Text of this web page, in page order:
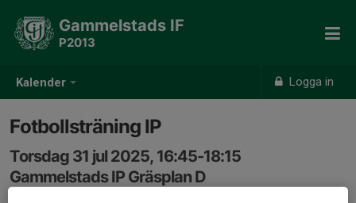
Kalender Logga in
Gammelstads IF
P2013
Fotbollsträning IP
Torsdag 31 jul 2025, 16:45-18:15
Gammelstads IP Gräsplan D